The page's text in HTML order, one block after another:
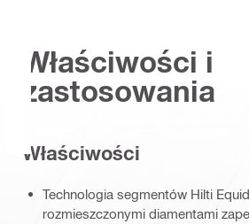
Właściwości i
zastosowania
Właściwości
Technologia segmentów Hilti
rozmieszczonymi diamentami